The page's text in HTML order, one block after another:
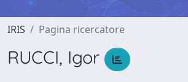
IRIS Pagina ricercatore
RUCCI, Igor